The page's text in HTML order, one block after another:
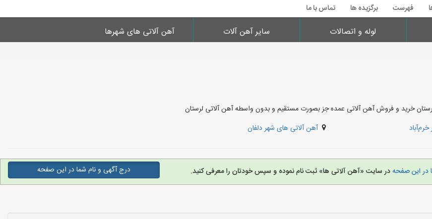
فهرست برگزیده ها تماس با ما
لوله و اتصالات سایر آهن آلات آهن آلاتی های شهرها
خرید و فروش آهن آلاتی عمده جز بصورت مستقیم و بدون واسطه آهن آلاتی لرستان
آهن آلاتی های شهر دلفان
در این صفحهدر سایت «آهن آلاتی ها» ثبت نام نموده و سپس خودتان را معرفی کنید. درج آگهی و نام شما در این صفحه